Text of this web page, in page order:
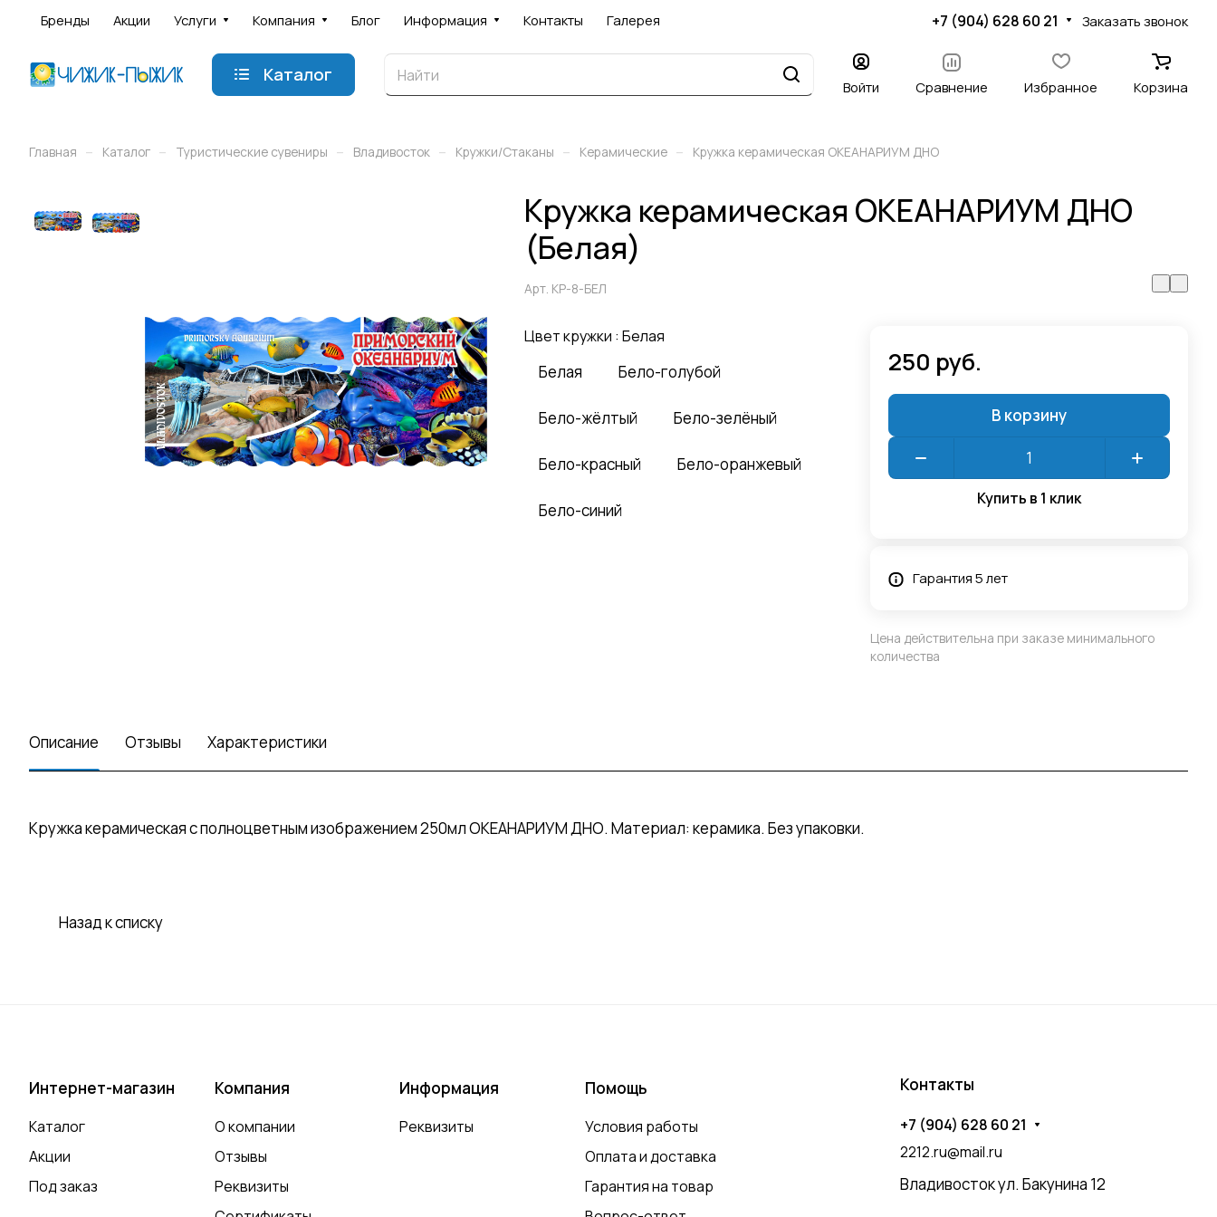
Бренды Акции Услуги Компания Блог Информация Контакты Галерея +7 (904) 628 60 21 Заказать звонок
Каталог
Войти Сравнение Избранное Корзина
Главная – Каталог – Туристические сувениры – Владивосток – Кружки/Стаканы – Керамические – Кружка керамическая ОКЕАНАРИУМ ДНО
Кружка керамическая ОКЕАНАРИУМ ДНО
(Белая)
Арт. КР-8-БЕЛ
Цвет кружки : Белая
Белая Бело-голубой
Бело-жёлтый Бело-зелёный
Бело-красный Бело-оранжевый
Бело-синий
250 руб.
В корзину
Купить в 1 клик
Гарантия 5 лет
Цена действительна при заказе минимального
количества
Описание Отзывы Характеристики
Кружка керамическая с полноцветным изображением 250мл ОКЕАНАРИУМ ДНО. Материал: керамика. Без упаковки.
Назад к списку
Интернет-магазин
Каталог
Акции
Под заказ
Компания
О компании
Отзывы
Реквизиты
Информация
Реквизиты
Помощь
Условия работы
Оплата и доставка
Гарантия на товар
Контакты
+7 (904) 628 60 21
2212.ru@mail.ru
Владивосток ул. Бакунина 12